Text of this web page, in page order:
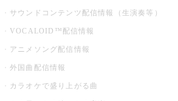
サウンドコンテンツ配信情報（生演奏等）
VOCALOID™配信情報
アニメソング配信情報
外国曲配信情報
カラオケで盛り上がる曲